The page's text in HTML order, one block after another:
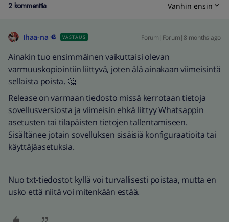
2 kommenttia Vanhin ensin
Ihaa-na VASTAUS Forum|Forum|8 months ago
Ainakin tuo ensimmäinen vaikuttaisi olevan
varmuuskopiointiin liittyvä, joten älä ainakaan viimeisintä
sellaista poista. 🤔
Release on varmaan tiedosto missä kerrotaan tietoja
sovellusversiosta ja viimeisin ehkä liittyy Whatsappin
asetusten tai tilapäisten tietojen tallentamiseen.
Sisältänee jotain sovelluksen sisäisiä konfiguraatioita tai
käyttäjäasetuksia.
Nuo txt-tiedostot kyllä voi turvallisesti poistaa, mutta en
usko että niitä voi mitenkään estää.